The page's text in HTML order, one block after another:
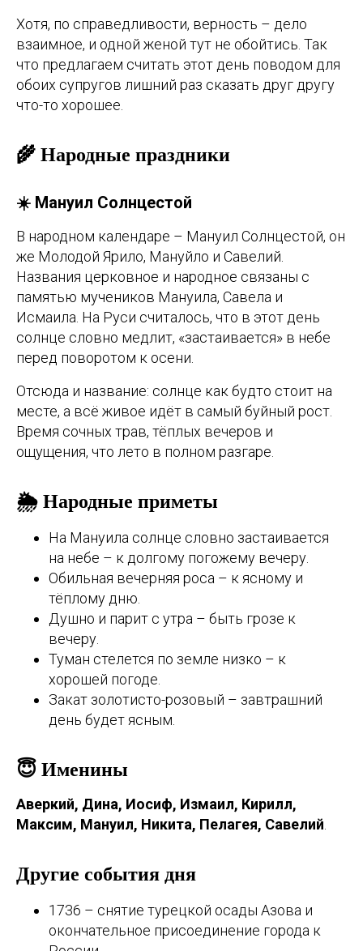
Хотя, по справедливости, верность – дело
взаимное, и одной женой тут не обойтись. Так
что предлагаем считать этот день поводом для
обоих супругов лишний раз сказать друг другу
что-то хорошее.
🌾 Народные праздники
☀️ Мануил Солнцестой
В народном календаре – Мануил Солнцестой, он
же Молодой Ярило, Мануйло и Савелий.
Названия церковное и народное связаны с
памятью мучеников Мануила, Савела и
Исмаила. На Руси считалось, что в этот день
солнце словно медлит, «застаивается» в небе
перед поворотом к осени.
Отсюда и название: солнце как будто стоит на
месте, а всё живое идёт в самый буйный рост.
Время сочных трав, тёплых вечеров и
ощущения, что лето в полном разгаре.
🌦️ Народные приметы
На Мануила солнце словно застаивается
на небе – к долгому погожему вечеру.
Обильная вечерняя роса – к ясному и
тёплому дню.
Душно и парит с утра – быть грозе к
вечеру.
Туман стелется по земле низко – к
хорошей погоде.
Закат золотисто-розовый – завтрашний
день будет ясным.
😇 Именины
Аверкий, Дина, Иосиф, Измаил, Кирилл,
Максим, Мануил, Никита, Пелагея, Савелий
Другие события дня
1736 – снятие турецкой осады Азова и
окончательное присоединение города к